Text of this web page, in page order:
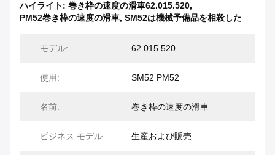
ハイライト: 巻き枠の速度の滑車62.015.520,
PM52巻き枠の速度の滑車, SM52は機械予備品を相殺した
モデル: 62.015.520
使用: SM52 PM52
名前: 巻き枠の速度の滑車
ビジネス モデル: 生産および販売